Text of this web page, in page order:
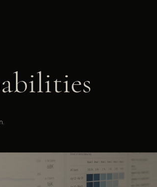
Datengestützte Auswertungen unterstützen